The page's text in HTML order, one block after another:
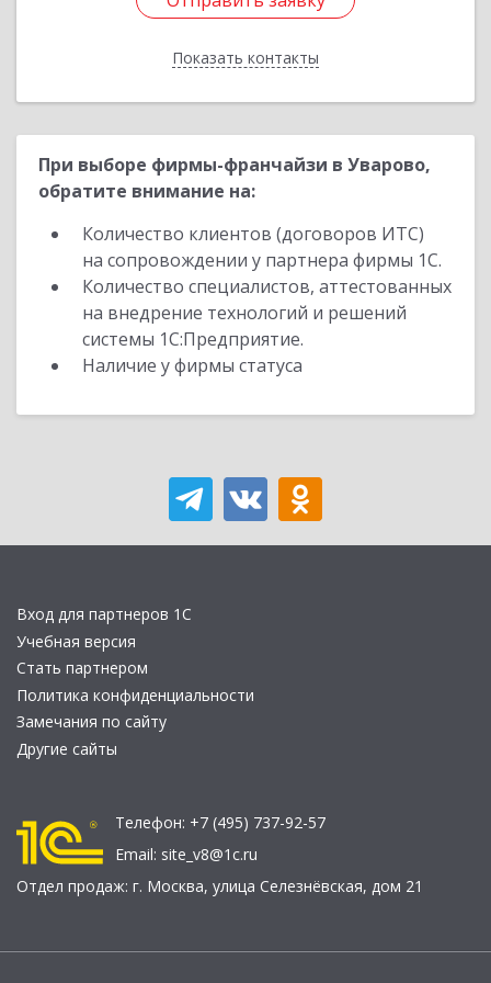
Показать контакты
Назад
При выборе фирмы-франчайзи в Уварово,
обратите внимание на:
Количество клиентов (договоров ИТС)
на сопровождении у партнера фирмы 1С.
Количество специалистов, аттестованных
на внедрение технологий и решений
системы 1С:Предприятие.
Наличие у фирмы статуса
Вход для партнеров 1С
Учебная версия
Стать партнером
Политика конфиденциальности
Замечания по сайту
Другие сайты
Телефон: +7 (495) 737-92-57
Email: site_v8@1c.ru
Отдел продаж: г. Москва, улица Селезнёвская, дом 21